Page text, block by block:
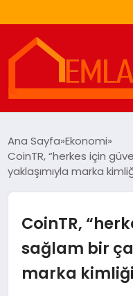
EKONOMI
MAGAZIN
Ana Sayfa Ekonomi
CoinTR, “herkes için
yaklaşımıyla marka
CoinTR,
sağlam bir
marka